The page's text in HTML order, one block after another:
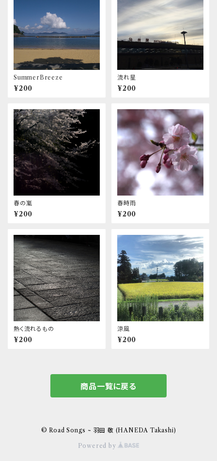
SummerBreeze
¥200
流れ星
¥200
春の嵐
¥200
春時雨
¥200
熱く流れるもの
¥200
涼風
¥200
商品一覧に戻る
© Road Songs ~ 羽田 敬 (HANEDA Takashi)
Powered by